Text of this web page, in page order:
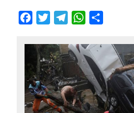
Facebook
Twitter TelegramWhatsApp